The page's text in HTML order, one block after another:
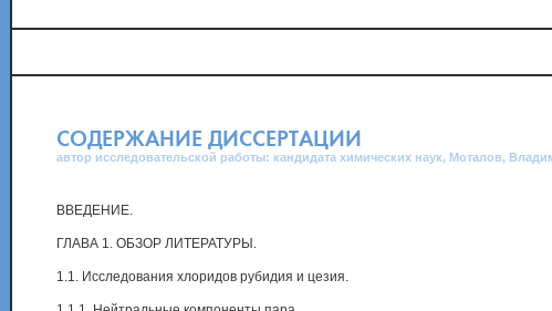
СОДЕРЖАНИЕ ДИССЕРТАЦИИ
автор исследовательской работы: кандидата химических наук, Моталов,
ВВЕДЕНИЕ.
ГЛАВА 1. ОБЗОР ЛИТЕРАТУРЫ.
1.1. Исследования хлоридов рубидия и цезия.